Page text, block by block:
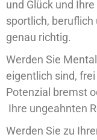
und Glück und
sportlich, beruflich
genau richtig.
Werden Sie
eigentlich sind,
Potenzial bremst
Ihre ungeahnten
Werden Sie zu